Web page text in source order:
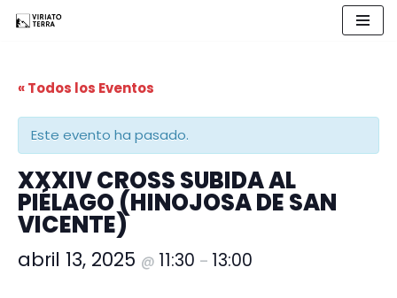
contenido
« Todos los Eventos
Este evento ha pasado.
XXXIV CROSS SUBIDA AL
PIÉLAGO (HINOJOSA DE SAN
VICENTE)
abril 13, 2025 @ 11:30 – 13:00